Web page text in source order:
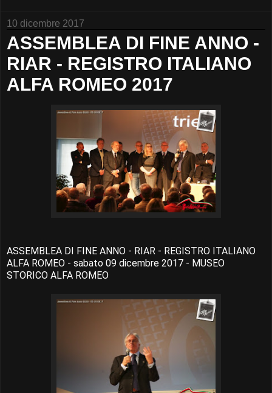
10 dicembre 2017
ASSEMBLEA DI FINE ANNO -
RIAR - REGISTRO ITALIANO
ALFA ROMEO 2017
ASSEMBLEA DI FINE ANNO - RIAR - REGISTRO ITALIANO
ALFA ROMEO - sabato 09 dicembre 2017 - MUSEO
STORICO ALFA ROMEO